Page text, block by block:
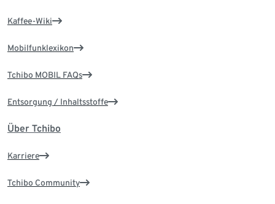
Kaffee-Wiki
Mobilfunklexikon
Tchibo MOBIL FAQs
Entsorgung / Inhaltsstoffe
Über Tchibo
Karriere
Tchibo Community